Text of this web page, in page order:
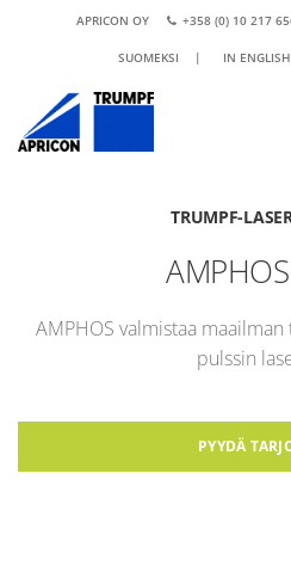
APRICON OY +358 (0) 10 217
SUOMEKSI | IN ENGLISH
TRUMPF-
AMPHOS valmistaa
pulssin
PYYDÄ